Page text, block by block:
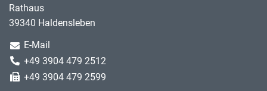
Rathaus
39340 Haldensleben
E-Mail
+49 3904 479 2512
+49 3904 479 2599